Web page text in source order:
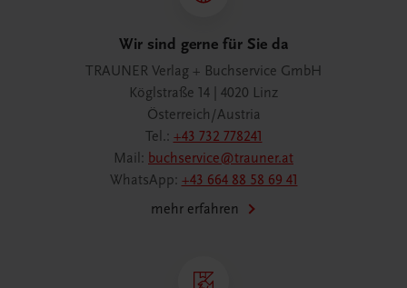
Wir sind gerne für Sie da
TRAUNER Verlag + Buchservice GmbH
Köglstraße 14 | 4020 Linz
Österreich/Austria
Tel.: +43 732 778241
Mail: buchservice@trauner.at
WhatsApp: +43 664 88 58 69 41
mehr erfahren